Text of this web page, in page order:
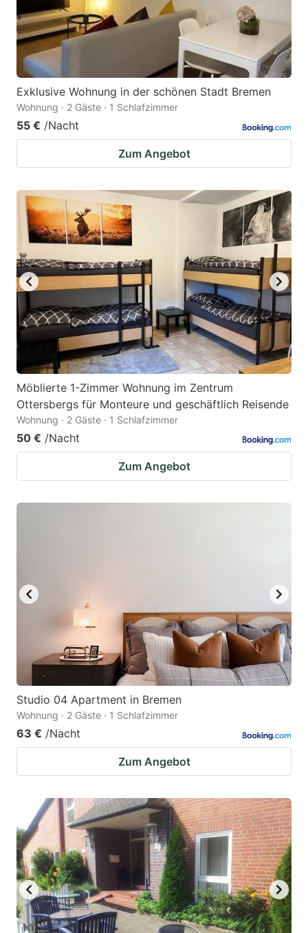
Exklusive Wohnung in der schönen Stadt Bremen
Wohnung · 2 Gäste · 1 Schlafzimmer
55 € /Nacht
Zum Angebot
Möblierte 1-Zimmer Wohnung im Zentrum
Ottersbergs für Monteure und geschäftlich Reisende
Wohnung · 2 Gäste · 1 Schlafzimmer
50 € /Nacht
Zum Angebot
Studio 04 Apartment in Bremen
Wohnung · 2 Gäste · 1 Schlafzimmer
63 € /Nacht
Zum Angebot